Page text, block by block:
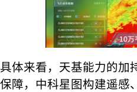
具体来看，天基能力的加
保障，中科星图构建遥感